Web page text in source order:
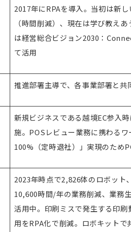
2017年にRPAを導入。当初は新
（時間削減）、現在は学び教え
は経営総合ビジョン2030：
て活用
推進部署主導で、各事業部署と
新規ビジネスである越境EC参入
施。POSレビュー業務に携わる
100%（定時退社）」実現のため
2023年時点で2,826体のロボット
10,600時間/年の業務削減、業務
活用中。印刷ミスで発生する印
用をRPA化で削減。ロボキット